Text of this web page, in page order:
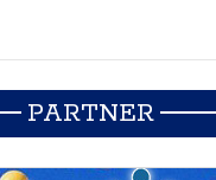
PARTNER